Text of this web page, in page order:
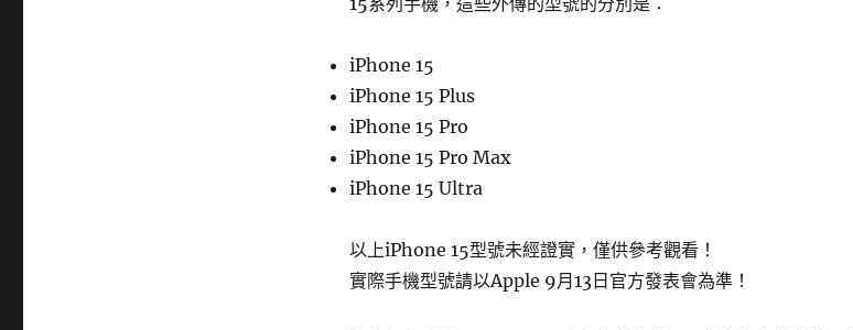
iPhone 15
iPhone 15 Plus
iPhone 15 Pro
iPhone 15 Pro Max
iPhone 15 Ultra
以上iPhone 15型號未經證實，僅供參考觀看！
實際手機型號請以Apple 9月13日官方發表會為準！